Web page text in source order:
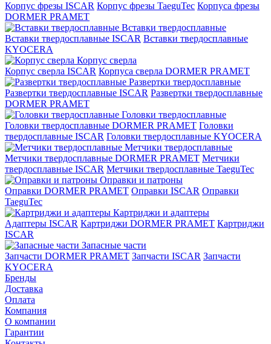
Корпус фрезы ISCAR Корпус фрезы TaeguTec Корпуса фрезы
DORMER PRAMET
Вставки твердосплавные
Вставки твердосплавные ISCAR Вставки твердосплавные
KYOCERA
Корпус сверла
Корпус сверла ISCAR Корпуса сверла DORMER PRAMET
Развертки твердосплавные
Развертки твердосплавные ISCAR Развертки твердосплавные
DORMER PRAMET
Головки твердосплавные
Головки твердосплавные DORMER PRAMET Головки
твердосплавные ISCAR Головки твердосплавные KYOCERA
Метчики твердосплавные
Метчики твердосплавные DORMER PRAMET Метчики
твердосплавные ISCAR Метчики твердосплавные TaeguTec
Оправки и патроны
Оправки DORMER PRAMET Оправки ISCAR Оправки
TaeguTec
Картриджи и адаптеры
Адаптеры ISCAR Картриджи DORMER PRAMET Картриджи
ISCAR
Запасные части
Запчасти DORMER PRAMET Запчасти ISCAR Запчасти
KYOCERA
Бренды
Доставка
Оплата
Компания
О компании
Гарантии